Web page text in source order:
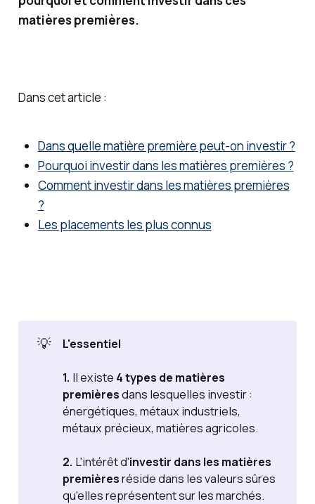
matières premières.
Dans cet article :
Dans quelle matière première peut-on investir ?
Pourquoi investir dans les matières premières ?
Comment investir dans les matières premières
?
Les placements les plus connus
💡 L'essentiel
1. Il existe 4 types de matières
premièresdans lesquelles investir :
énergétiques, métaux industriels,
métaux précieux, matières agricoles.
2. L'intérêt d'investir dans les matières
premièresréside dans les valeurs sûres
qu'elles représentent sur les marchés.
partag
simple
simple
s) pour
gérer
et faire
fructifi